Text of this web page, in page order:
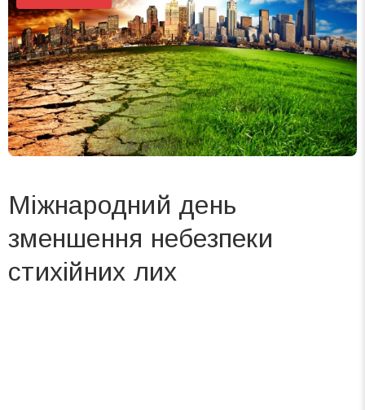
Міжнародний день
зменшення небезпеки
стихійних лих